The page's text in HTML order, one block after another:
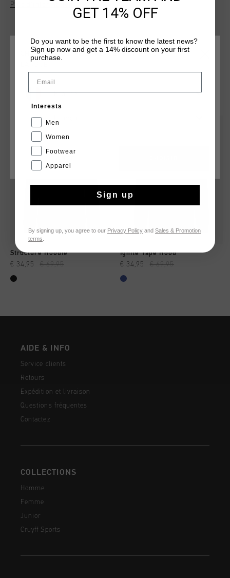
active or casual wear.
Plus d’information
TU POURRAIS AIMER
Structure Hoodie
€ 34,95 € 69,95
Ignite Tape Hood
€ 34,95 € 69,95
AIDE & INFO
Service clients
Retours
Expédition et livraison
Questions fréquentes
Contactez
COLLECTIONS
Homme
Femme
Junior
Cruyff Sports
CHOISISSEZ VOTRE EMPLACEMENT ET VOTRE
France
GET 14% OFF
Do you want to be the first to know the latest news?
Sign up now and get a 14% discount on your first
purchase.
Email
Interests
Men
Women
Footwear
Apparel
Sign up
By signing up, you agree to our Privacy Policy and Sales & Promotion
terms